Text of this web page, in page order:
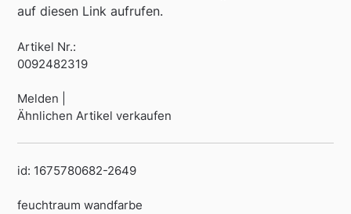
auf diesen Link aufrufen.
Artikel Nr.:
0092482319
Melden |
Ähnlichen Artikel verkaufen
id: 1675780682-2649
feuchtraum wandfarbe